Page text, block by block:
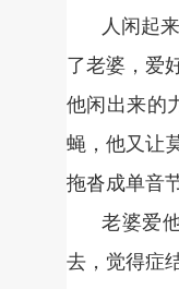
人闲起
了老婆，爱
他闲出来的
蝇，他又让
拖沓成单音
老婆爱
去，觉得症